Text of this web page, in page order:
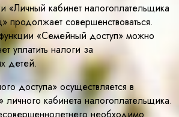
кабинет налогоплательщика
продолжает совершенствоваться.
«Семейный доступ» можно
уплатить налоги за
детей.
доступа» осуществляется в
кабинета налогоплательщика.
необходимо